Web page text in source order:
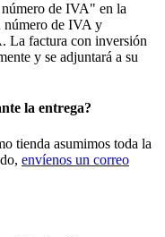
de IVA" en la
número de IVA y
La factura con inversión
y se adjuntará a su
la entrega?
tienda asumimos toda la
envíenos un correo